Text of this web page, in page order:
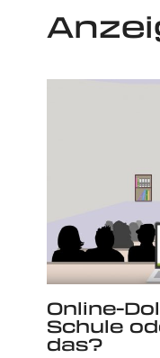
Online-
Schule
das?